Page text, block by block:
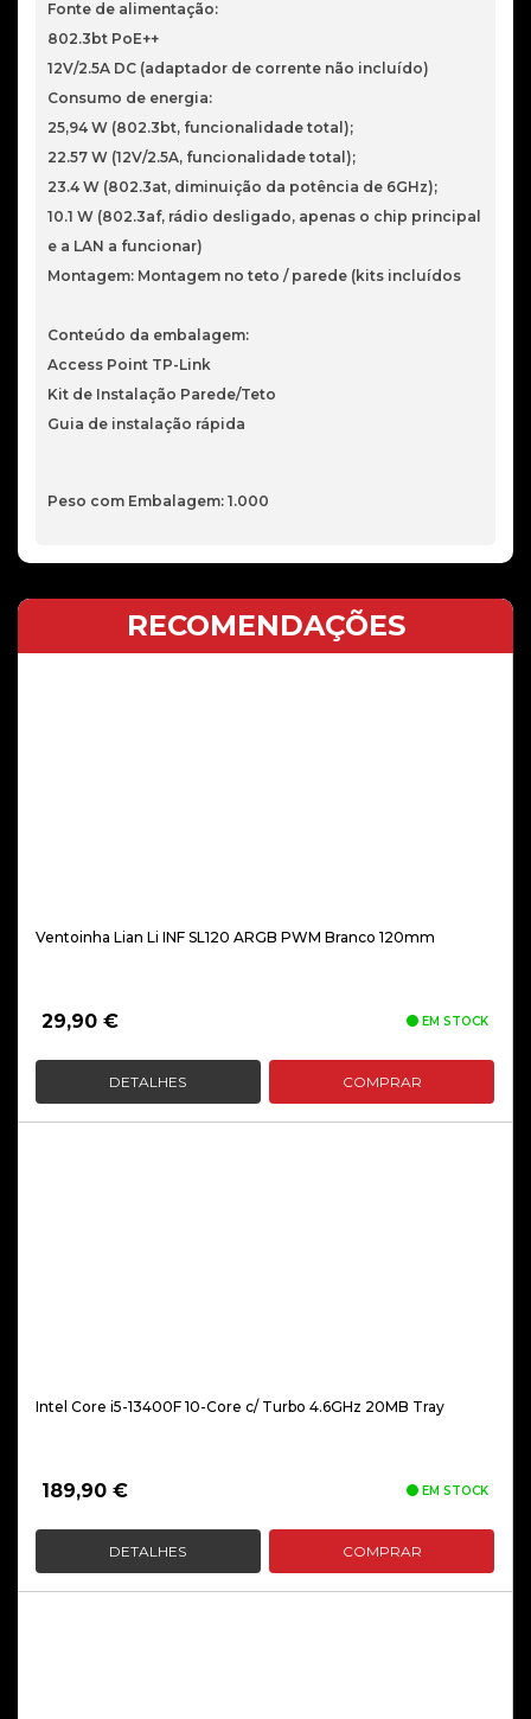
Fonte de alimentação:
802.3bt PoE++
12V/2.5A DC (adaptador de corrente não incluído)
Consumo de energia:
25,94 W (802.3bt, funcionalidade total);
22.57 W (12V/2.5A, funcionalidade total);
23.4 W (802.3at, diminuição da potência de 6GHz);
10.1 W (802.3af, rádio desligado, apenas o chip principal
e a LAN a funcionar)
Montagem: Montagem no teto / parede (kits incluídos
Conteúdo da embalagem:
Access Point TP-Link
Kit de Instalação Parede/Teto
Guia de instalação rápida
Peso com Embalagem: 1.000
RECOMENDAÇÕES
Ventoinha Lian Li INF SL120 ARGB PWM Branco 120mm
29,90 € EM STOCK
DETALHES COMPRAR
Intel Core i5-13400F 10-Core c/ Turbo 4.6GHz 20MB Tray
189,90 € EM STOCK
DETALHES COMPRAR